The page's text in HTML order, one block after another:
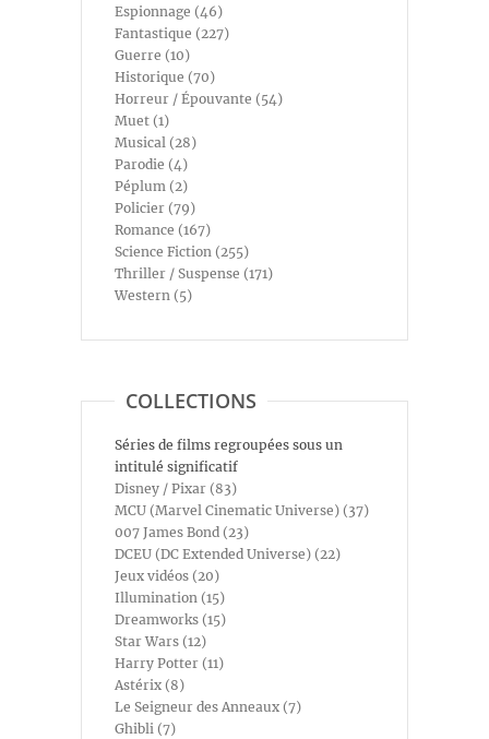
Espionnage (46)
Fantastique (227)
Guerre (10)
Historique (70)
Horreur / Épouvante (54)
Muet (1)
Musical (28)
Parodie (4)
Péplum (2)
Policier (79)
Romance (167)
Science Fiction (255)
Thriller / Suspense (171)
Western (5)
COLLECTIONS
Séries de films regroupées sous un
intitulé significatif
Disney / Pixar (83)
MCU (Marvel Cinematic Universe) (37)
007 James Bond (23)
DCEU (DC Extended Universe) (22)
Jeux vidéos (20)
Illumination (15)
Dreamworks (15)
Star Wars (12)
Harry Potter (11)
Astérix (8)
Le Seigneur des Anneaux (7)
Ghibli (7)